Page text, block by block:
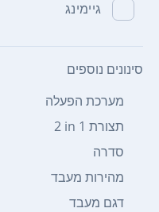
גיימינג
סינונים נוספים
מערכת הפעלה
תצורת ‎ 2 in 1
סדרה
מהירות מעבד
דגם מעבד